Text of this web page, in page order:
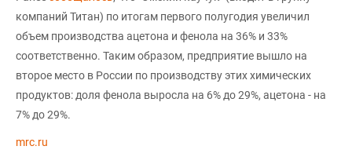
компаний Титан) по итогам первого полугодия увеличил
объем производства ацетона и фенола на 36% и 33%
соответственно. Таким образом, предприятие вышло на
второе место в России по производству этих химических
продуктов: доля фенола выросла на 6% до 29%, ацетона - на
7% до 29%.
mrc.ru